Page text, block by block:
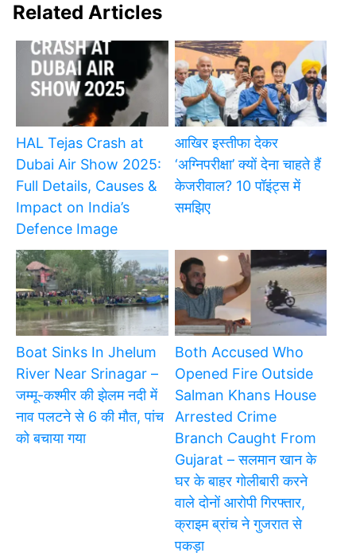
Related Articles
HAL Tejas Crash at
Dubai Air Show 2025:
Full Details, Causes &
Impact on India’s
Defence Image
आखिर इस्तीफा देकर
‘अग्निपरीक्षा’ क्यों देना चाहते हैं
केजरीवाल? 10 पॉइंट्स में
समझिए
Boat Sinks In Jhelum
River Near Srinagar –
जम्मू-कश्मीर की झेलम नदी में
नाव पलटने से 6 की मौत, पांच
को बचाया गया
Both Accused Who
Opened Fire Outside
Salman Khans House
Arrested Crime
Branch Caught From
Gujarat – सलमान खान के
घर के बाहर गोलीबारी करने
वाले दोनों आरोपी गिरफ्तार,
क्राइम ब्रांच ने गुजरात से
पकड़ा